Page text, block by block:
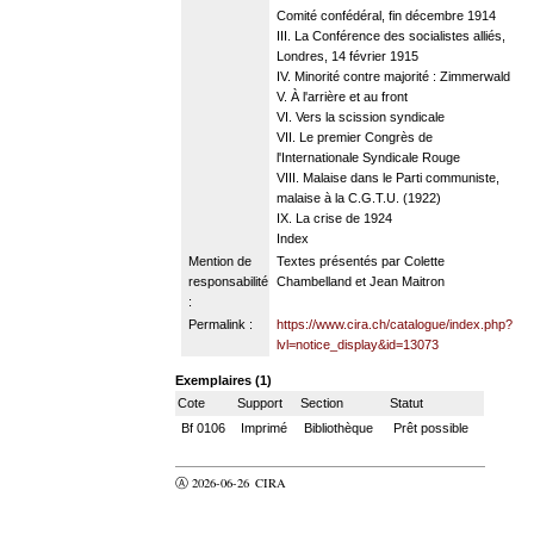
Comité confédéral, fin décembre 1914
III. La Conférence des socialistes alliés,
Londres, 14 février 1915
IV. Minorité contre majorité : Zimmerwald
V. À l'arrière et au front
VI. Vers la scission syndicale
VII. Le premier Congrès de
l'Internationale Syndicale Rouge
VIII. Malaise dans le Parti communiste,
malaise à la C.G.T.U. (1922)
IX. La crise de 1924
Index
Mention de
responsabilité
:
Textes présentés par Colette
Chambelland et Jean Maitron
Permalink :
https://www.cira.ch/catalogue/index.php?
lvl=notice_display&id=13073
Exemplaires (1)
Cote
Support Section
Statut
Bf 0106
Imprimé Bibliothèque Prêt possible
Ⓐ 2026-06-26 CIRA